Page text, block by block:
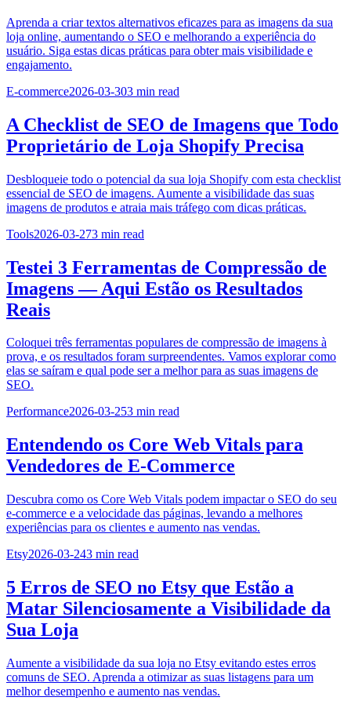
Aprenda a criar textos alternativos eficazes para as imagens da sua
loja online, aumentando o SEO e melhorando a experiência do
usuário. Siga estas dicas práticas para obter mais visibilidade e
engajamento.
E-commerce2026-03-303 min read
A Checklist de SEO de Imagens que Todo
Proprietário de Loja Shopify Precisa
Desbloqueie todo o potencial da sua loja Shopify com esta checklist
essencial de SEO de imagens. Aumente a visibilidade das suas
imagens de produtos e atraia mais tráfego com dicas práticas.
Tools2026-03-273 min read
Testei 3 Ferramentas de Compressão de
Imagens — Aqui Estão os Resultados
Reais
Coloquei três ferramentas populares de compressão de imagens à
prova, e os resultados foram surpreendentes. Vamos explorar como
elas se saíram e qual pode ser a melhor para as suas imagens de
SEO.
Performance2026-03-253 min read
Entendendo os Core Web Vitals para
Vendedores de E-Commerce
Descubra como os Core Web Vitals podem impactar o SEO do seu
e-commerce e a velocidade das páginas, levando a melhores
experiências para os clientes e aumento nas vendas.
Etsy2026-03-243 min read
5 Erros de SEO no Etsy que Estão a
Matar Silenciosamente a Visibilidade da
Sua Loja
Aumente a visibilidade da sua loja no Etsy evitando estes erros
comuns de SEO. Aprenda a otimizar as suas listagens para um
melhor desempenho e aumento nas vendas.